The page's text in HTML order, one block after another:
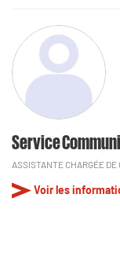
Service
ASSISTANTE CHARGÉE DE
Voir les